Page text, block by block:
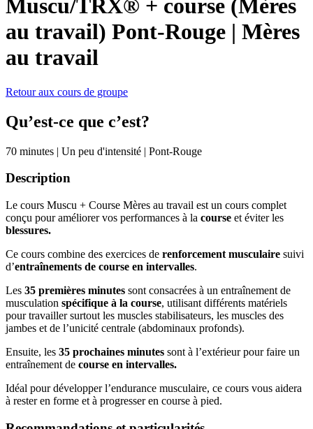
Muscu/TRX® + course (Mères
au travail) Pont-Rouge | Mères
au travail
Retour aux cours de groupe
Qu’est-ce que c’est?
70 minutes | Un peu d'intensité | Pont-Rouge
Description
Le cours Muscu + Course Mères au travail est un cours complet
conçu pour améliorer vos performances à la course et éviter les
blessures.
Ce cours combine des exercices de renforcement musculaire suivi
d’entraînements de course en intervalles.
Les 35 premières minutes sont consacrées à un entraînement de
musculation spécifique à la course, utilisant différents matériels
pour travailler surtout les muscles stabilisateurs, les muscles des
jambes et de l’unicité centrale (abdominaux profonds).
Ensuite, les 35 prochaines minutes sont à l’extérieur pour faire un
entraînement de course en intervalles.
Idéal pour développer l’endurance musculaire, ce cours vous aidera
à rester en forme et à progresser en course à pied.